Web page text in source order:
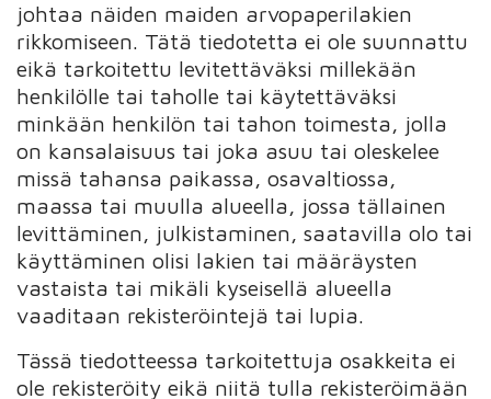
johtaa näiden maiden arvopaperilakien
rikkomiseen. Tätä tiedotetta ei ole suunnattu
eikä tarkoitettu levitettäväksi millekään
henkilölle tai taholle tai käytettäväksi
minkään henkilön tai tahon toimesta, jolla
on kansalaisuus tai joka asuu tai oleskelee
missä tahansa paikassa, osavaltiossa,
maassa tai muulla alueella, jossa tällainen
levittäminen, julkistaminen, saatavilla olo tai
käyttäminen olisi lakien tai määräysten
vastaista tai mikäli kyseisellä alueella
vaaditaan rekisteröintejä tai lupia.
Tässä tiedotteessa tarkoitettuja osakkeita ei
ole rekisteröity eikä niitä tulla rekisteröimään